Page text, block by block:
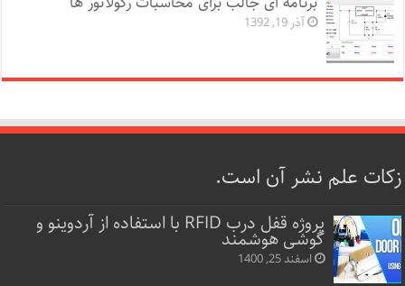
آذر 19, 1392
زکات علم نشر آن است.
پروژه قفل‌ درب RFID با استفاده از آردوینو و
گوشی هوشمند
اسفند 25, 1400